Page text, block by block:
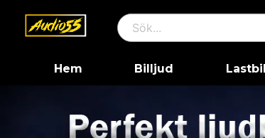
Hem Billjud